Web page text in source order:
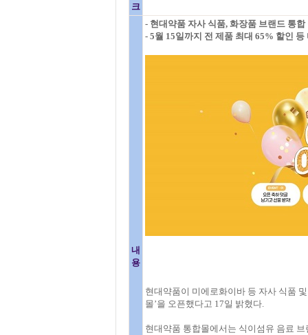
크
내
용
- 현대약품 자사 식품, 화장품 브랜드 통
- 5월 15일까지 전 제품 최대 65% 할인
현대약품이 미에로화이바 등 자사 식품
몰’을 오픈했다고 17일 밝혔다.
현대약품 통합몰에서는 식이섬유 음료 브